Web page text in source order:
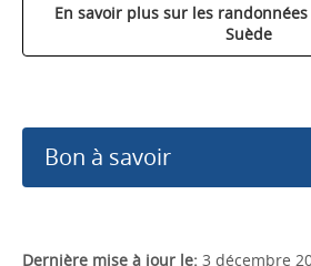
En savoir plus sur les
Suède
Bon à savoir
Dernière mise à jour le: 3 décembre